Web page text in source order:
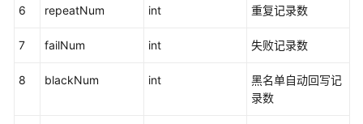
增
呼
6 repeatNum int 重复记录数
7 failNum int 失败记录数
8 blackNum int
黑名单自动回写记
录数